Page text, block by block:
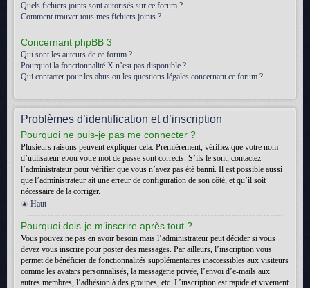
Quels fichiers joints sont autorisés sur ce forum ?
Comment trouver tous mes fichiers joints ?
Concernant phpBB 3
Qui sont les auteurs de ce forum ?
Pourquoi la fonctionnalité X n’est pas disponible ?
Qui contacter pour les abus ou les questions légales concernant ce forum ?
Problèmes d’identification et d’inscription
Pourquoi ne puis-je pas me connecter ?
Plusieurs raisons peuvent expliquer cela. Premièrement, vérifiez que votre nom
d’utilisateur et/ou votre mot de passe sont corrects. S’ils le sont, contactez
l’administrateur pour vérifier que vous n’avez pas été banni. Il est possible aussi
que l’administrateur ait une erreur de configuration de son côté, et qu’il soit
nécessaire de la corriger.
Haut
Pourquoi dois-je m’inscrire après tout ?
Vous pouvez ne pas en avoir besoin mais l’administrateur peut décider si vous
devez vous inscrire pour poster des messages. Par ailleurs, l’inscription vous
permet de bénéficier de fonctionnalités supplémentaires inaccessibles aux visiteurs
comme les avatars personnalisés, la messagerie privée, l’envoi d’e-mails aux
autres membres, l’adhésion à des groupes, etc. L’inscription est rapide et vivement